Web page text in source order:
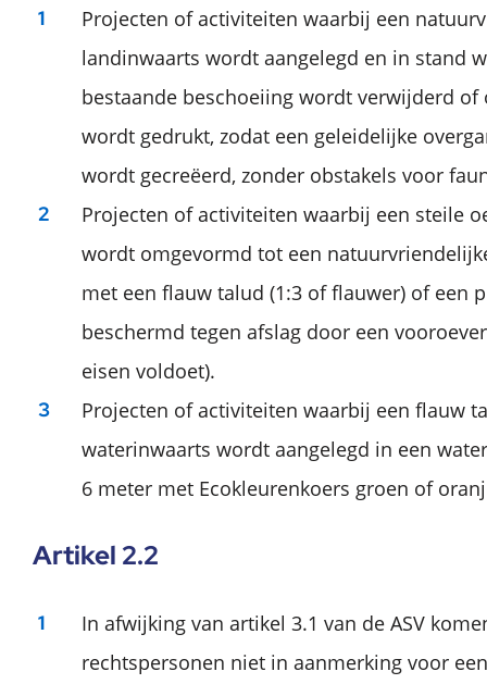
Projecten of activiteiten waarbij een
landinwaarts wordt aangelegd en in stand
bestaande beschoeiing wordt verwijderd
wordt gedrukt, zodat een geleidelijke
wordt gecreëerd, zonder obstakels voor
Projecten of activiteiten waarbij een steile
wordt omgevormd tot een
met een flauw talud (1:3 of flauwer) of een
beschermd tegen afslag door een
eisen voldoet).
Projecten of activiteiten waarbij een flauw
waterinwaarts wordt aangelegd in een
6 meter met Ecokleurenkoers groen of
Artikel 2.2
In afwijking van artikel 3.1 van de ASV
rechtspersonen niet in aanmerking voor